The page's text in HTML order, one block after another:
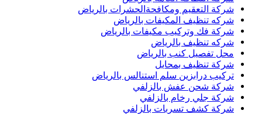
شركة التعقيم ومكافحةالحشرات بالرياض
شركه تنظيف المكيفات بالرياض
شركة فك وتركيب مكيفات بالرياض
شركه تنظيف بالرياض
محل تفصيل كنب بالرياض
شركة تنظيف بمحايل
تركيب درابزين سلم استنالس بالرياض
شركة شحن عفش بالزلفي
شركة جلي رخام بالزلفي
شركة كشف تسربات بالزلفي